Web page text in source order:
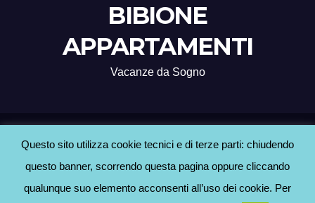
BIBIONE
APPARTAMENTI
Vacanze da Sogno
Proudly powered by WordPress Tema: Newsup di Themeansar .
HomeAgenzie BibioneBLOGContattiHotel a BibioneInformativa Cookie
Questo sito utilizza cookie tecnici e di terze parti: chiudendo
questo banner, scorrendo questa pagina oppure cliccando
qualunque suo elemento acconsenti all’uso dei cookie. Per